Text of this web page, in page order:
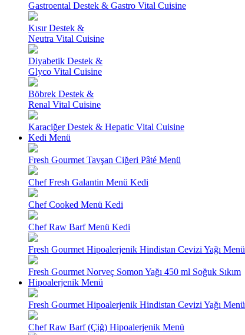
Gastroental Destek & Gastro Vital Cuisine
Kısır Destek &
Neutra Vital Cuisine
Diyabetik Destek &
Glyco Vital Cuisine
Böbrek Destek &
Renal Vital Cuisine
Karaciğer Destek & Hepatic Vital Cuisine
Kedi Menü
Fresh Gourmet Tavşan Ciğeri Pâté Menü
Chef Fresh Galantin Menü Kedi
Chef Cooked Menü Kedi
Chef Raw Barf Menü Kedi
Fresh Gourmet Hipoalerjenik Hindistan Cevizi Yağı Menü
Fresh Gourmet Norveç Somon Yağı 450 ml Soğuk Sıkım
Hipoalerjenik Menü
Fresh Gourmet Hipoalerjenik Hindistan Cevizi Yağı Menü
Chef Raw Barf (Çiğ) Hipoalerjenik Menü